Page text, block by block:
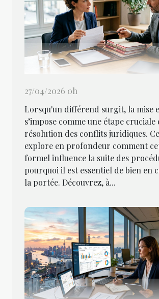
27/04/2026 0h
Lorsqu'un différend surgit, la mise
s’impose comme une étape cruciale
résolution des conflits juridiques.
explore en profondeur comment
formel influence la suite des
pourquoi il est essentiel de bien en
la portée. Découvrez, à...